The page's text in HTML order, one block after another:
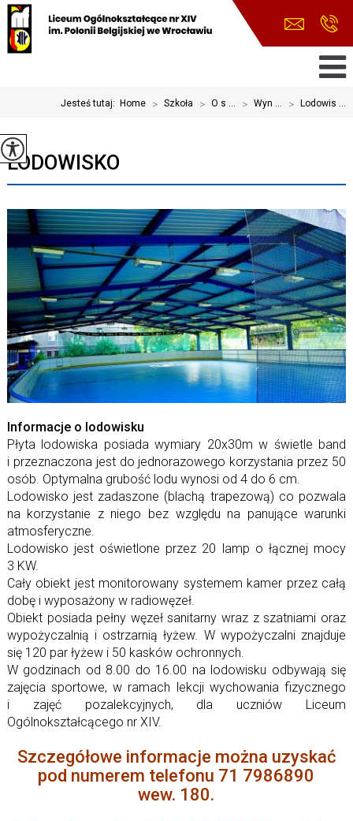
Jesteś tutaj: Home > Szkoła > O s ... > Wyn ... > Lodowis ...
LODOWISKO
Informacje o lodowisku
Płyta lo­do­wi­ska po­siada wy­miary 20x30m w świe­tle band
i prze­zna­czona jest do jed­no­ra­zo­wego ko­rzy­sta­nia przez 50
osób. Optymalna gru­bość lodu wy­nosi od 4 do 6 cm.
Lodowisko jest za­da­szone (bla­chą tra­pe­zową) co po­zwala
na ko­rzy­sta­nie z niego bez względu na pa­nu­jące wa­runki
atmosferyczne.
Lodowisko jest oświe­tlone przez 20 lamp o łącz­nej mocy
3 KW.
Cały obiekt jest mo­ni­to­ro­wany sys­te­mem ka­mer przez całą
dobę i wy­po­sa­żony w radiowęzeł.
Obiekt po­siada pełny wę­zeł sa­ni­tarny wraz z szat­niami oraz
wy­po­ży­czal­nią i ostrzar­nią ły­żew. W wy­po­ży­czalni znaj­duje
się 120 par ły­żew i 50 ka­sków ochronnych.
W go­dzi­nach od 8.00 do 16.00 na lo­do­wi­sku od­by­wają się
za­ję­cia spor­towe, w ra­mach lek­cji wy­cho­wa­nia fi­zycz­nego
i za­jęć po­za­lek­cyj­nych, dla uczniów Liceum
Ogólnokształcącego nr XIV.
Szczegółowe in­for­ma­cje można uzy­skać
pod nu­me­rem te­le­fonu 71 7986890
wew. 180.